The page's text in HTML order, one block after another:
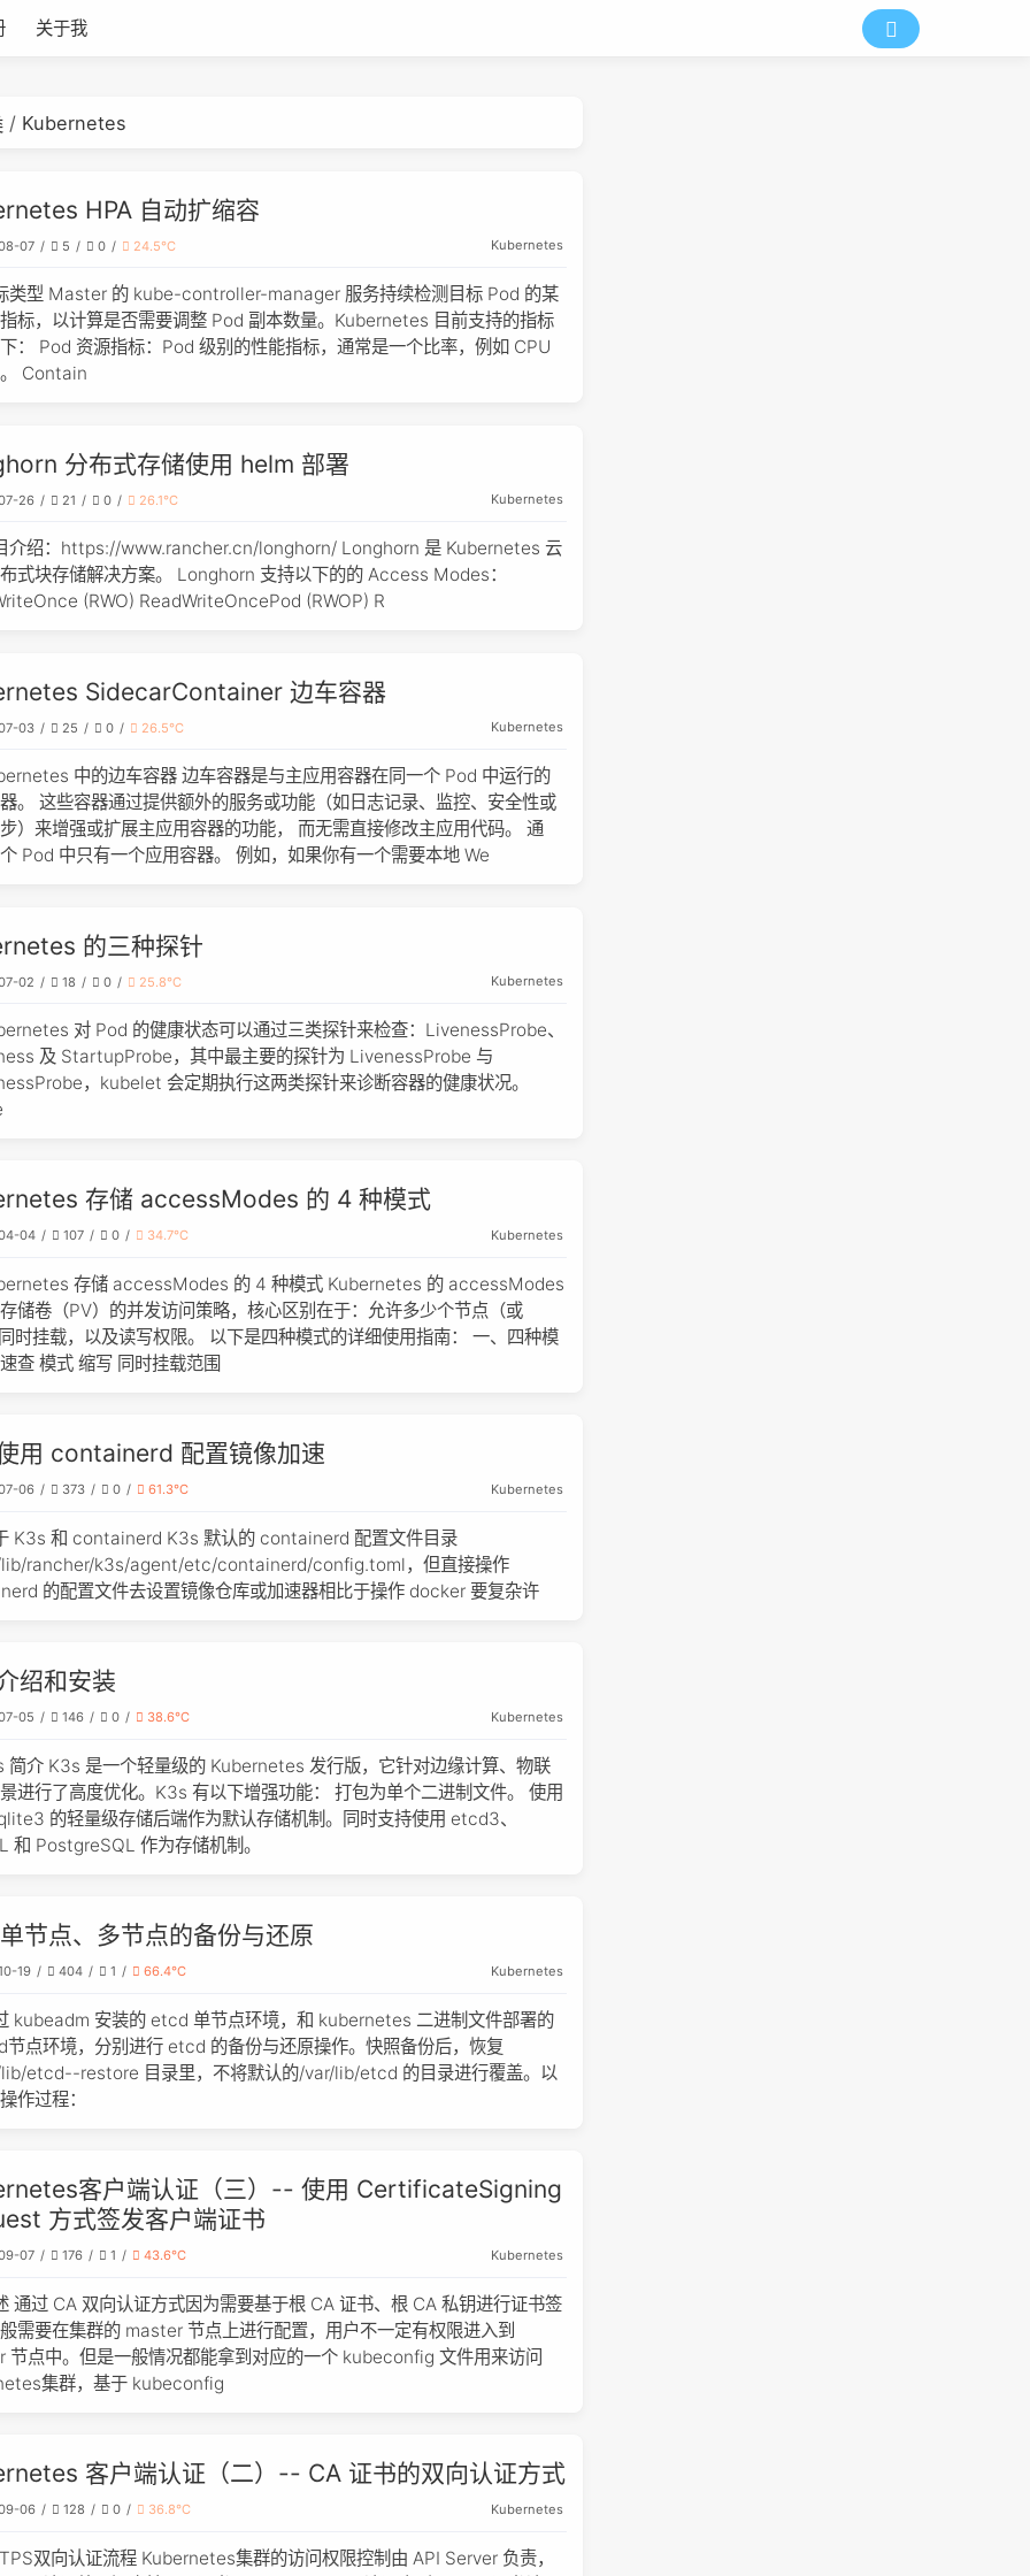
关于我
Kubernetes
HPA 自动扩缩容
07 5 0 24.5℃ Kubernetes
类型 Master 的 kube-controller-manager 服务持续检测目标 Pod 的某
标，以计算是否需要调整 Pod 副本数量。Kubernetes 目前支持的指标
： Pod 资源指标：Pod 级别的性能指标，通常是一个比率，例如 CPU
Contain
分布式存储使用 helm 部署
26 21 0 26.1℃ Kubernetes
介绍：https://www.rancher.cn/longhorn/ Longhorn 是 Kubernetes 云
式块存储解决方案。 Longhorn 支持以下的的 Access Modes：
(RWO) ReadWriteOncePod (RWOP) R
SidecarContainer 边车容器
03 25 0 26.5℃ Kubernetes
中的边车容器 边车容器是与主应用容器在同一个 Pod 中运行的
。 这些容器通过提供额外的服务或功能（如日志记录、监控、安全性或
）来增强或扩展主应用容器的功能， 而无需直接修改主应用代码。 通
Pod 中只有一个应用容器。 例如，如果你有一个需要本地 We
的三种探针
02 18 0 25.8℃ Kubernetes
对 Pod 的健康状态可以通过三类探针来检查：LivenessProbe、
及 StartupProbe，其中最主要的探针为 LivenessProbe 与
，kubelet 会定期执行这两类探针来诊断容器的健康状况。
存储 accessModes 的 4 种模式
04 107 0 34.7℃ Kubernetes
存储 accessModes 的 4 种模式 Kubernetes 的 accessModes
储卷（PV）的并发访问策略，核心区别在于：允许多少个节点（或
时挂载，以及读写权限。 以下是四种模式的详细使用指南： 一、四种模
查 模式 缩写 同时挂载范围
用 containerd 配置镜像加速
06 373 0 61.3℃ Kubernetes
K3s 和 containerd K3s 默认的 containerd 配置文件目录
rancher/k3s/agent/etc/containerd/config.toml，但直接操作
的配置文件去设置镜像仓库或加速器相比于操作 docker 要复杂许
绍和安装
05 146 0 38.6℃ Kubernetes
简介 K3s 是一个轻量级的 Kubernetes 发行版，它针对边缘计算、物联
进行了高度优化。K3s 有以下增强功能： 打包为单个二进制文件。 使用
的轻量级存储后端作为默认存储机制。同时支持使用 etcd3、
和 PostgreSQL 作为存储机制。
节点、多节点的备份与还原
19 404 1 66.4℃ Kubernetes
kubeadm 安装的 etcd 单节点环境，和 kubernetes 二进制文件部署的
点环境，分别进行 etcd 的备份与还原操作。快照备份后，恢复
etcd--restore 目录里，不将默认的/var/lib/etcd 的目录进行覆盖。以
作过程：
客户端认证（三）-- 使用 CertificateSigning
方式签发客户端证书
07 176 1 43.6℃ Kubernetes
通过 CA 双向认证方式因为需要基于根 CA 证书、根 CA 私钥进行证书签
需要在集群的 master 节点上进行配置，用户不一定有权限进入到
节点中。但是一般情况都能拿到对应的一个 kubeconfig 文件用来访问
集群，基于 kubeconfig
客户端认证（二）-- CA 证书的双向认证方式
06 128 0 36.8℃ Kubernetes
双向认证流程 Kubernetes集群的访问权限控制由 API Server 负责，